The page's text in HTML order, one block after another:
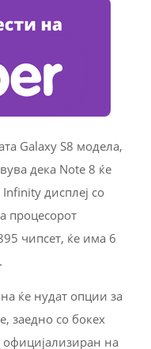
Galaxy S8 модела,
дека Note 8 ќе
дисплеј со
процесорот
чипсет, ќе има 6
ќе нудат опции за
заедно со бокех
официјализиран на